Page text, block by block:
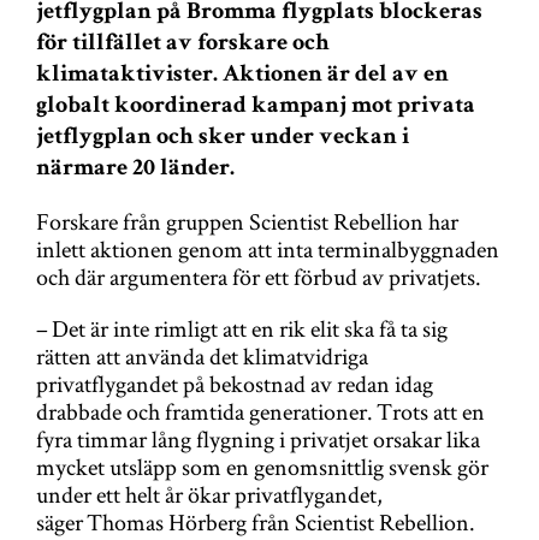
jetflygplan på Bromma flygplats blockeras
för tillfället av forskare och
klimataktivister. Aktionen är del av en
globalt koordinerad kampanj mot privata
jetflygplan och sker under veckan i
närmare 20 länder.
Forskare från gruppen Scientist Rebellion har
inlett aktionen genom att inta terminalbyggnaden
och där argumentera för ett förbud av privatjets.
– Det är inte rimligt att en rik elit ska få ta sig
rätten att använda det klimatvidriga
privatflygandet på bekostnad av redan idag
drabbade och framtida generationer. Trots att en
fyra timmar lång flygning i privatjet orsakar lika
mycket utsläpp som en genomsnittlig svensk gör
under ett helt år ökar privatflygandet,
säger Thomas Hörberg från Scientist Rebellion.